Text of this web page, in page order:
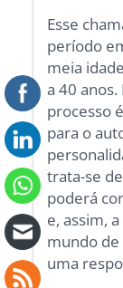
Esse
período
meia
a 40 anos.
processo
para o
trata-se
poderá
e, assim,
mundo
uma